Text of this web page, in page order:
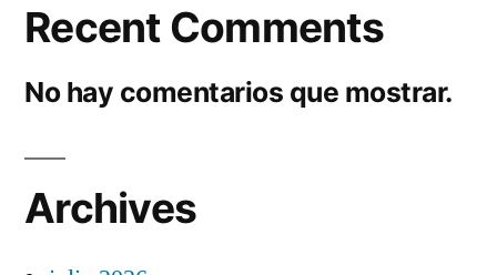
Recent Comments
No hay comentarios que mostrar.
Archives